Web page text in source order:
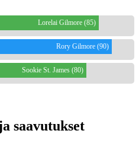
Lorelai Gilmore (85)
Rory Gilmore (90)
Sookie St. James (80)
saavutukset